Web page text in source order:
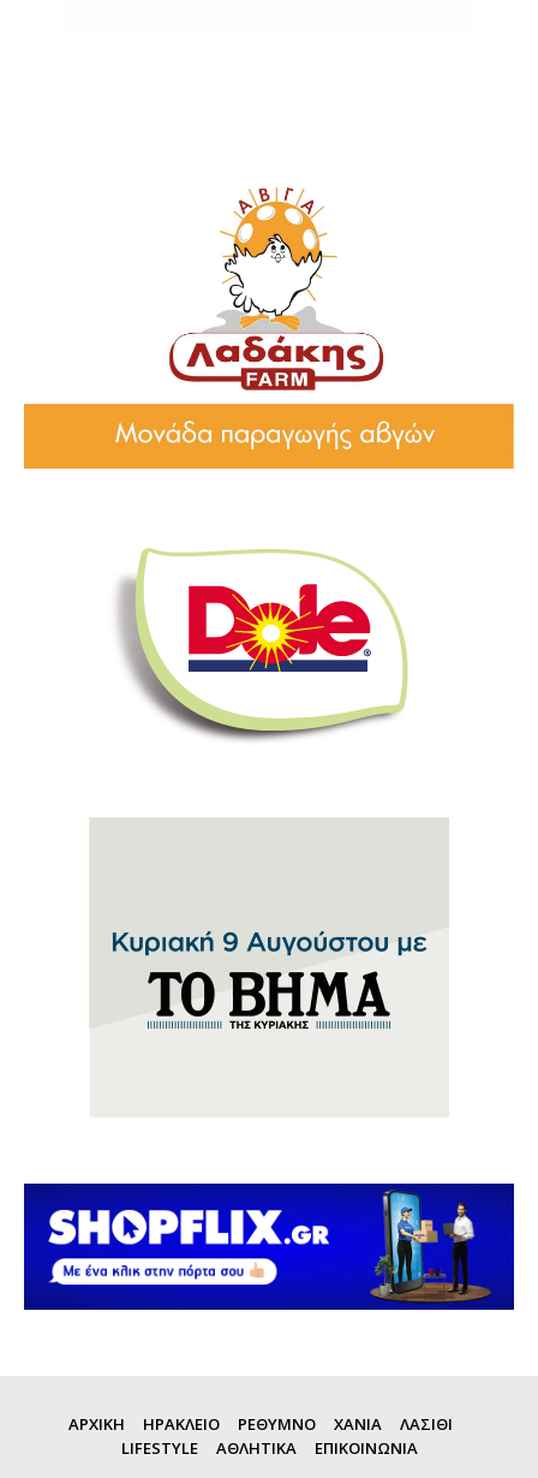
ΑΡΧΙΚΗ ΗΡΑΚΛΕΙΟ ΡΕΘΥΜΝΟ ΧΑΝΙΑ
ΛΑΣΙΘΙ
LIFESTYLE
ΑΘΛΗΤΙΚΑ ΕΠΙΚΟΙΝΩΝΙΑ